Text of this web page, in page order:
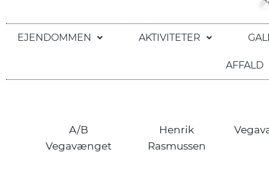
EJENDOMMEN AKTIVITETER
AFFALD
A/B
Vegavænget
Henrik
Rasmussen